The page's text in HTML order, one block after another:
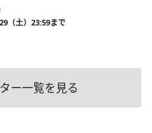
（土）23:59まで
ー一覧を見る